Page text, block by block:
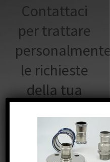
Contattaci
per trattare
personalmente
le richieste
della tua
Contatti